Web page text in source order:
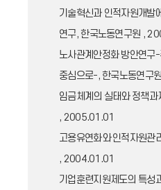
기술혁신과 인적자원개발
연구, 한국노동연구원 ,
노사관계안정화 방안연구
중심으로-, 한국노동연구
임금체계의 실태와 정책
, 2005.01.01
고용유연화와 인적자원관
, 2004.01.01
기업훈련지원제도의 특성